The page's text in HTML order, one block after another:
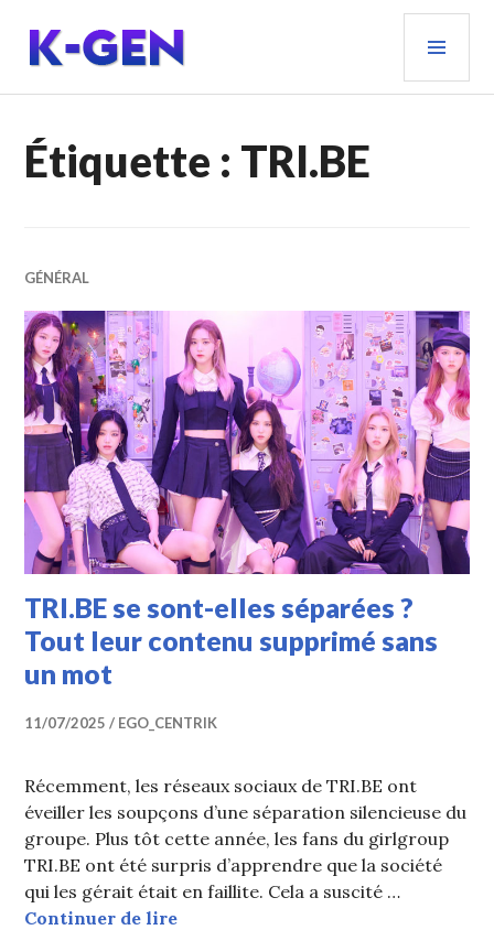
contenu
principal
K-GEN
Étiquette : TRI.BE
GÉNÉRAL
TRI.BE se sont-elles séparées ?
Tout leur contenu supprimé sans
un mot
11/07/2025 EGO_CENTRIK
Récemment, les réseaux sociaux de TRI.BE ont
éveiller les soupçons d’une séparation silencieuse du
groupe. Plus tôt cette année, les fans du girlgroup
TRI.BE ont été surpris d’apprendre que la société
qui les gérait était en faillite. Cela a suscité …
Continuer de lireTRI.BE se sont-elles séparées ?